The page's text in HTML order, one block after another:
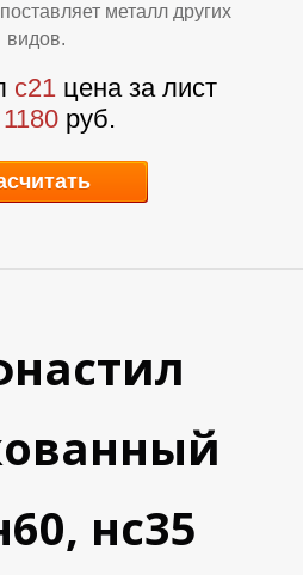
металл других
видов.
с21 цена за лист
1180 руб.
нс35